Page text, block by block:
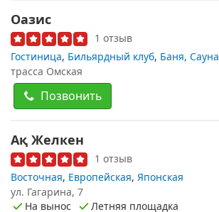
Оазис
1 отзыв
Гостиница, Бильярдный клуб, Баня, Сауна
трасса Омская
Позвонить
Ақ Желкен
1 отзыв
Восточная, Европейская, Японская
ул. Гагарина, 7
На вынос
Летняя площадка